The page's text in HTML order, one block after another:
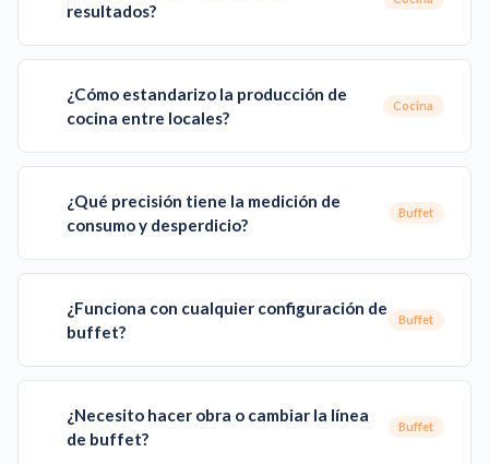
resultados?
¿Cómo estandarizo la producción de
cocina entre locales?
Cocina
¿Qué precisión tiene la medición de
consumo y desperdicio?
Buffet
¿Funciona con cualquier configuración de
buffet?
Buffet
¿Necesito hacer obra o cambiar la línea
de buffet?
Buffet